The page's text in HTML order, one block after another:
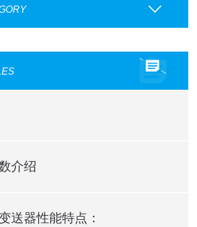
介绍
送器性能特点：